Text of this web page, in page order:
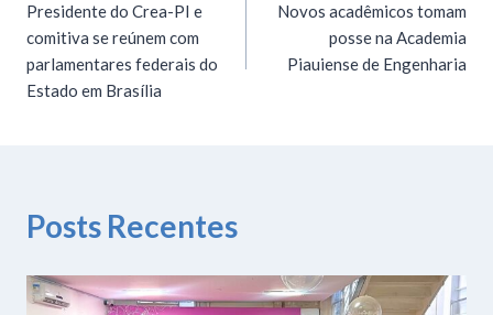
Presidente do Crea-PI e
comitiva se reúnem com
parlamentares federais do
Estado em Brasília
Novos acadêmicos tomam
posse na Academia
Piauiense de Engenharia
Posts Recentes